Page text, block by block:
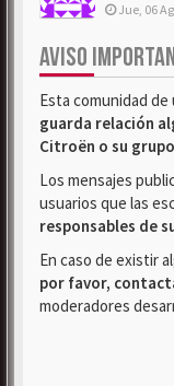
Jue, 06
AVISO
Esta comunidad de
guarda relación
Citroën o su
Los mensajes
usuarios que las
responsables de
En caso de existir
por favor,
moderadores